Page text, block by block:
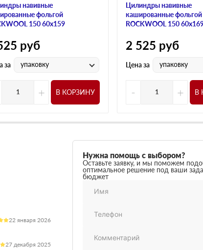
навивные
фольгой
150 60х159
руб
за упаковку
+ В КОРЗИНУ
Цилиндры навивные
кашированные фольгой
ROCKWOOL 150
2 525 руб
Цена за упаковку
- + В
22 января 2026
27 декабря 2025
Нужна помощь с выбором?
Оставьте заявку, и мы поможем
оптимальное решение под ваши
бюджет